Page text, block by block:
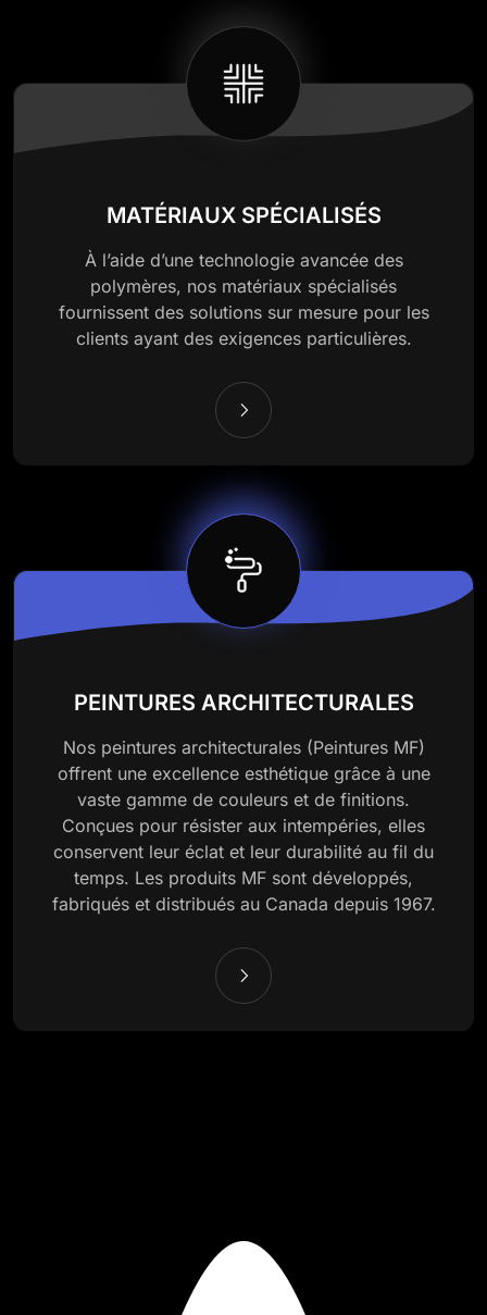
MATÉRIAUX SPÉCIALISÉS
À l’aide d’une technologie avancée des
polymères, nos matériaux spécialisés
fournissent des solutions sur mesure pour les
clients ayant des exigences particulières.
PEINTURES ARCHITECTURALES
Nos peintures architecturales (Peintures MF)
offrent une excellence esthétique grâce à une
vaste gamme de couleurs et de finitions.
Conçues pour résister aux intempéries, elles
conservent leur éclat et leur durabilité au fil du
temps. Les produits MF sont développés,
fabriqués et distribués au Canada depuis 1967.